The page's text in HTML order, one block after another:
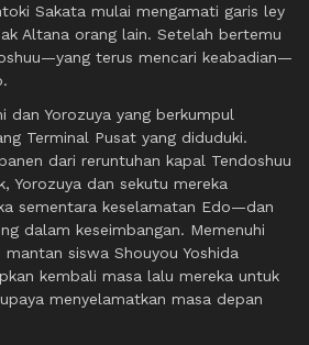
Sakata mulai mengamati garis ley
Altana orang lain. Setelah bertemu
terus mencari keabadian—
dan Yorozuya yang berkumpul
Terminal Pusat yang diduduki.
dari reruntuhan kapal Tendoshuu
Yorozuya dan sekutu mereka
sementara keselamatan Edo—dan
dalam keseimbangan. Memenuhi
mantan siswa Shouyou Yoshida
kembali masa lalu mereka untuk
menyelamatkan masa depan